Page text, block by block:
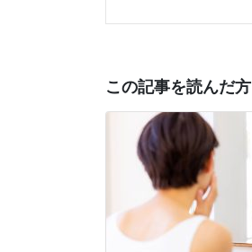
この記事を読んだ